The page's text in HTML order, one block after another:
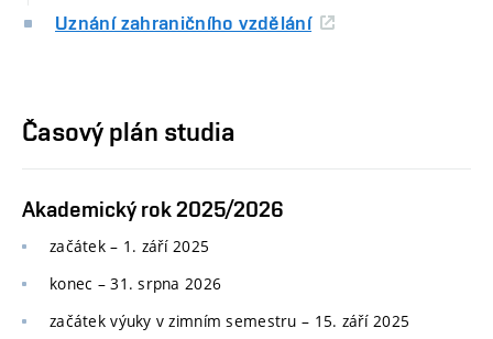
Uznání zahraničního vzdělání
Časový plán studia
Akademický rok 2025/2026
začátek – 1. září 2025
konec –31. srpna 2026
začátek výuky v zimním semestru – 15. září 2025